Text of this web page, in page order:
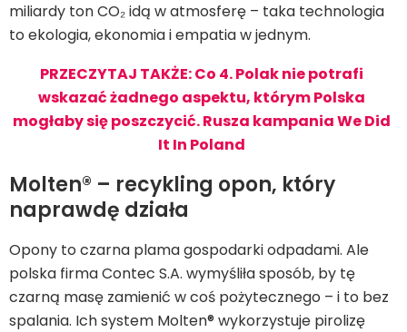
miliardy ton CO₂ idą w atmosferę – taka technologia
to ekologia, ekonomia i empatia w jednym.
PRZECZYTAJ TAKŻE: Co 4. Polak nie potrafi
wskazać żadnego aspektu, którym Polska
mogłaby się poszczycić. Rusza kampania We Did
It In Poland
Molten® – recykling opon, który
naprawdę działa
Opony to czarna plama gospodarki odpadami. Ale
polska firma Contec S.A. wymyśliła sposób, by tę
czarną masę zamienić w coś pożytecznego – i to bez
spalania. Ich system Molten® wykorzystuje pirolizę